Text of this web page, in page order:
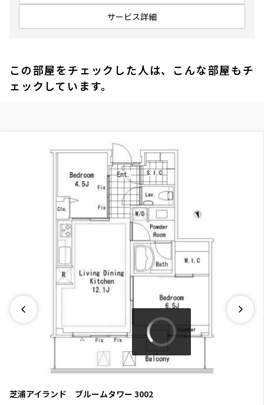
サービス詳細
この部屋をチェックした人は、こんな部屋もチ
ェックしています。
芝浦アイランド ブルームタワー 3002